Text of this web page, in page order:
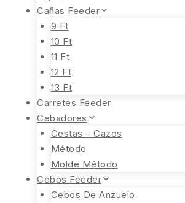
Cañas Feeder
9 Ft
10 Ft
11 Ft
12 Ft
13 Ft
Carretes Feeder
Cebadores
Cestas – Cazos
Método
Molde Método
Cebos Feeder
Cebos De Anzuelo